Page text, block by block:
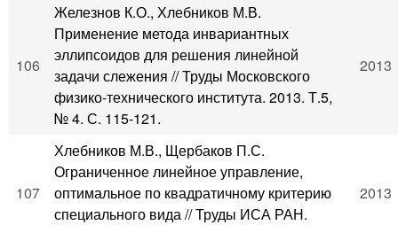
106
Железнов К.О., Хлебников М.В.
Применение метода инвариантных
эллипсоидов для решения линейной
задачи слежения // Труды Московского
физико-технического института. 2013. Т.5,
№ 4. С. 115-121.
2013
107
Хлебников М.В., Щербаков П.С.
Ограниченное линейное управление,
оптимальное по квадратичному критерию
специального вида // Труды ИСА РАН.
2013